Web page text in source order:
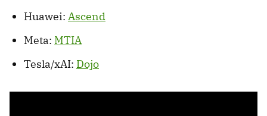
Huawei: Ascend
Meta: MTIA
Tesla/xAI: Dojo